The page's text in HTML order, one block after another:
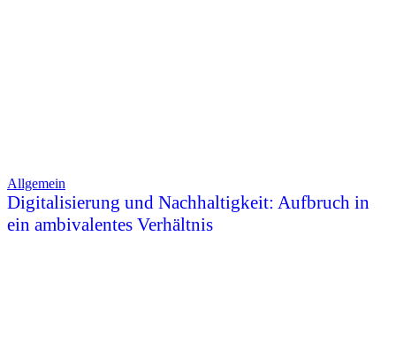
Allgemein
Digitalisierung und Nachhaltigkeit: Aufbruch in
ein ambivalentes Verhältnis